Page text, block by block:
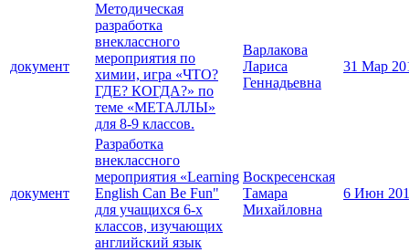
документ
Методическая
разработка
внеклассного
мероприятия по
химии, игра «ЧТО?
ГДЕ? КОГДА?» по
теме «МЕТАЛЛЫ»
для 8-9 классов.
Варлакова
Лариса
Геннадьевна
31 Мар
документ
Разработка
внеклассного
мероприятия «Learning
English Can Be Fun"
для учащихся 6-х
классов, изучающих
английский язык
Воскресенская
Тамара
Михайловна
6 Июн